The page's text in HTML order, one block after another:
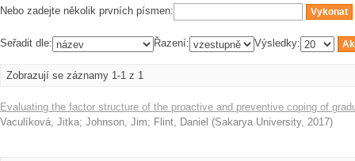
Nebo zadejte několik prvních písmen:
Seřadit dle: Řazení: Výsledky:
Zobrazují se záznamy 1-1 z 1
Evaluating the factor structure of the proactive and preventive coping of
Vaculíková, Jitka; Johnson, Jim; Flint, Daniel (Sakarya University, 2017)